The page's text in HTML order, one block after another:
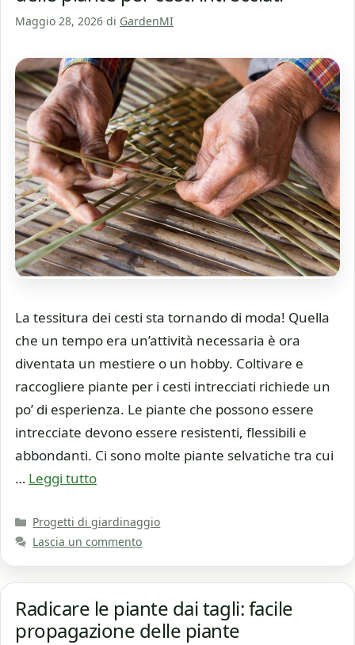
Maggio 28, 2026 di GardenMI
La tessitura dei cesti sta tornando di moda! Quella
che un tempo era un’attività necessaria è ora
diventata un mestiere o un hobby. Coltivare e
raccogliere piante per i cesti intrecciati richiede un
po’ di esperienza. Le piante che possono essere
intrecciate devono essere resistenti, flessibili e
abbondanti. Ci sono molte piante selvatiche tra cui
… Leggi tutto
Categorie
Progetti di giardinaggio
Lascia un commento
Radicare le piante dai tagli: facile
propagazione delle piante